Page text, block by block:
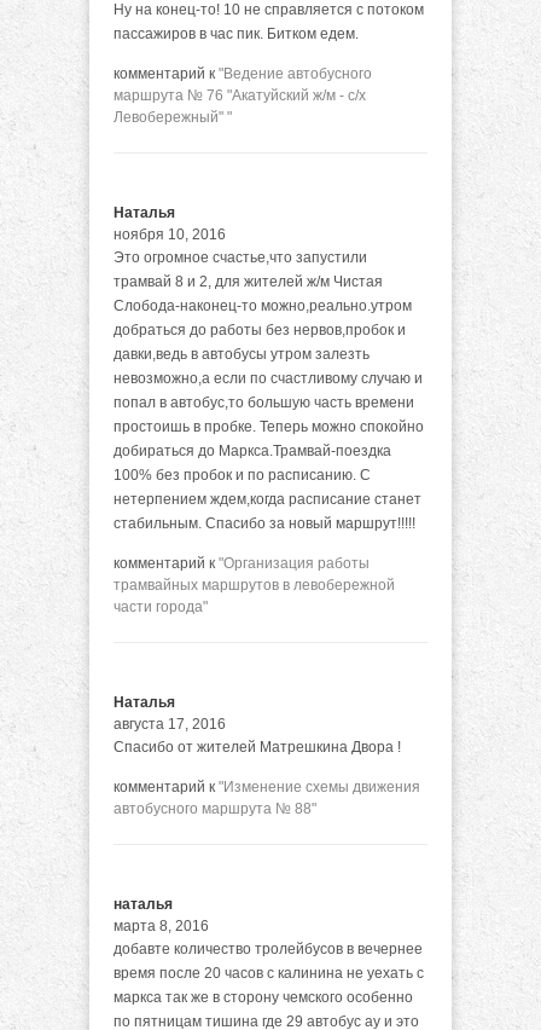
Ну на конец-то! 10 не справляется с потоком
пассажиров в час пик. Битком едем.
комментарий к "Ведение автобусного
маршрута № 76 "Акатуйский ж/м - с/х
Левобережный" "
Наталья
ноября 10, 2016
Это огромное счастье,что запустили
трамвай 8 и 2, для жителей ж/м Чистая
Слобода-наконец-то можно,реально.утром
добраться до работы без нервов,пробок и
давки,ведь в автобусы утром залезть
невозможно,а если по счастливому случаю и
попал в автобус,то большую часть времени
простоишь в пробке. Теперь можно спокойно
добираться до Маркса.Трамвай-поездка
100% без пробок и по расписанию. С
нетерпением ждем,когда расписание станет
стабильным. Спасибо за новый маршрут!!!!!
комментарий к "Организация работы
трамвайных маршрутов в левобережной
части города"
Наталья
августа 17, 2016
Спасибо от жителей Матрешкина Двора !
комментарий к "Изменение схемы движения
автобусного маршрута № 88"
наталья
марта 8, 2016
добавте количество тролейбусов в вечернее
время после 20 часов с калинина не уехать с
маркса так же в сторону чемского особенно
по пятницам тишина где 29 автобус ау и это